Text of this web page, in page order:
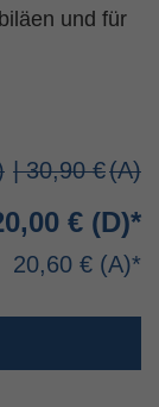
und für
| 30,90 €
€
20,60 €